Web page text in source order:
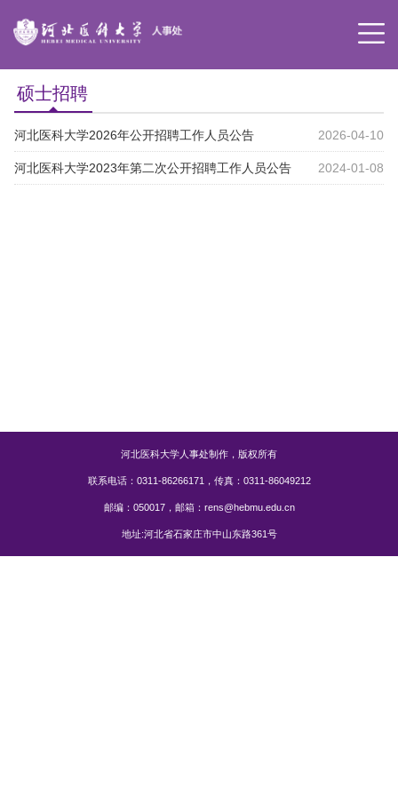
硕士招聘
河北医科大学2026年公开招聘工作人员公告 2026-04-10
河北医科大学2023年第二次公开招聘工作人员公告 2024-01-08
河北医科大学人事处制作，版权所有
联系电话：0311-86266171，传真：0311-86049212
邮编：050017，邮箱：rens@hebmu.edu.cn
地址:河北省石家庄市中山东路361号